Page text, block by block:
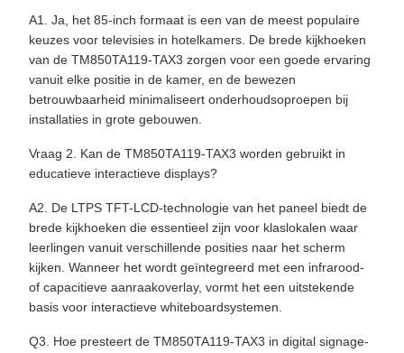
A1. Ja, het 85-inch formaat is een van de meest populaire
keuzes voor televisies in hotelkamers. De brede kijkhoeken
van de TM850TA119-TAX3 zorgen voor een goede ervaring
vanuit elke positie in de kamer, en de bewezen
betrouwbaarheid minimaliseert onderhoudsoproepen bij
installaties in grote gebouwen.
Vraag 2. Kan de TM850TA119-TAX3 worden gebruikt in
educatieve interactieve displays?
A2. De LTPS TFT-LCD-technologie van het paneel biedt de
brede kijkhoeken die essentieel zijn voor klaslokalen waar
leerlingen vanuit verschillende posities naar het scherm
kijken. Wanneer het wordt geïntegreerd met een infrarood-
of capacitieve aanraakoverlay, vormt het een uitstekende
basis voor interactieve whiteboardsystemen.
Q3. Hoe presteert de TM850TA119-TAX3 in digital signage-